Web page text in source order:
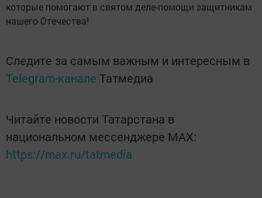
которые помогают в святом деле-помощи защитникам
нашего Отечества!
Следите за самым важным и интересным в
Telegram-канале Татмедиа
Читайте новости Татарстана в
национальном мессенджере MАХ:
https://max.ru/tatmedia